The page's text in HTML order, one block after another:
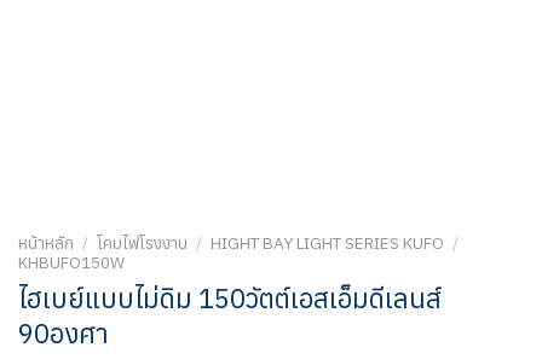
หน้าหลัก / โคมไฟโรงงาน / HIGHT BAY LIGHT SERIES KUFO /
KHBUFO150W
ไฮเบย์แบบไม่ดิม 150วัตต์เอสเอ็มดีเลนส์
90องศา